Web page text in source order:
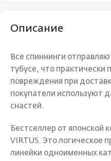
Описание
Все спиннинги
тубусе, что практически
повреждения при
покупатели используют
снастей.
Бестселлер от японской
VIRTUS. Это
линейки одноименных